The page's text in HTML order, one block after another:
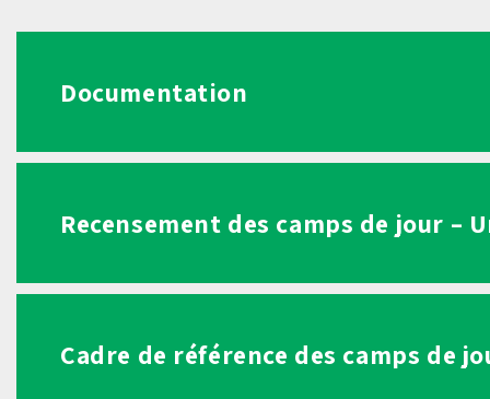
Documentation
Recensement des camps de jour
Cadre de référence des camps de